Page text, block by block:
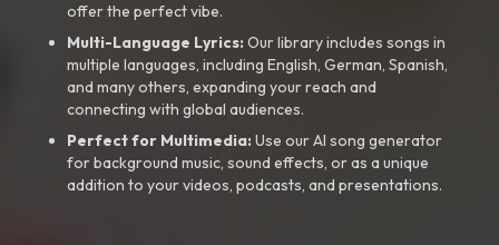
offer the perfect vibe.
Multi-Language Lyrics:Our library includes songs in
multiple languages, including English, German, Spanish,
and many others, expanding your reach and
connecting with global audiences.
Perfect for Multimedia:Use our AI song generator
for background music, sound effects, or as a unique
addition to your videos, podcasts, and presentations.